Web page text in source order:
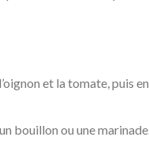
et la tomate, puis
bouillon ou une